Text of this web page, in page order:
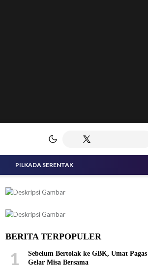
PILKADA SERENTAK
BERITA TERPOPULER
1
Sebelum Bertolak ke GBK, Umat Pagas
Gelar Misa Bersama